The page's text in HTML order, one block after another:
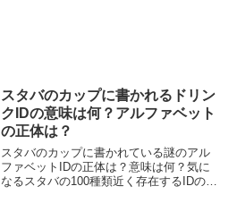
スタバのカップに書かれるドリン
クIDの意味は何？アルファベット
の正体は？
スタバのカップに書かれている謎のアル
ファベットIDの正体は？意味は何？気に
なるスタバの100種類近く存在するIDの意